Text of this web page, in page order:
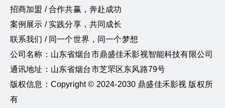
招商加盟 / 合作共赢，奔赴成功
案例展示 / 实践分享，共同成长
联系我们 / 同一个世界，同一个梦想
公司名称：山东省烟台市鼎盛佳禾影视智能科技有限公司
通讯地址：山东省烟台市芝罘区东风路79号
版权信息：Copyright © 2024-2030 鼎盛佳禾影视 版权所
有